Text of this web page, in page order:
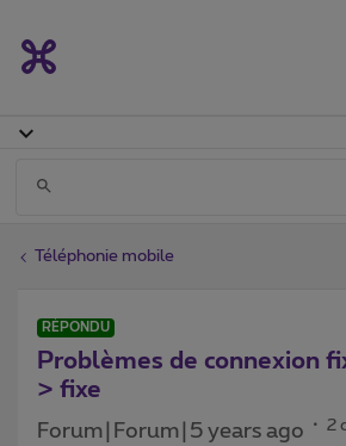
Téléphonie mobile
RÉPONDU
Problèmes de connexion
> fixe
Forum|Forum|5 years ago 2